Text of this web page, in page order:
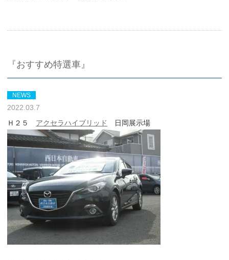
『おすすめ特選車』
NEWS
2022.03.7
Ｈ２５ アクセラハイブリッド 日岡展示場